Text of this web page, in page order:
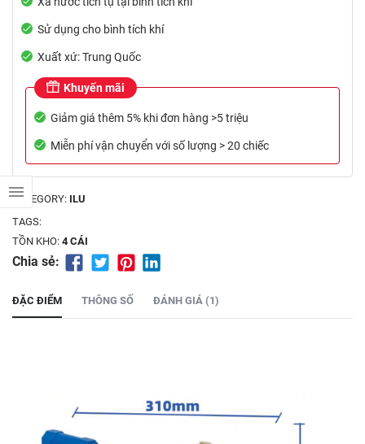
Sử dụng cho bình tích khí
Xuất xứ: Trung Quốc
Khuyến mãi
Giảm giá thêm 5% khi đơn hàng >5 triệu
Miễn phí vận chuyển với số lượng > 20 chiếc
CATEGORY: ILU
TAGS:
TỒN KHO: 4 CÁI
Chia sẻ:
ĐẶC ĐIỂM THÔNG SỐ ĐÁNH GIÁ (1)